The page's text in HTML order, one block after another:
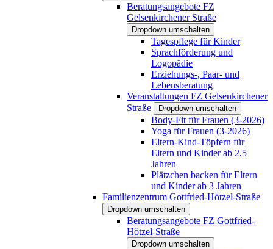
Beratungsangebote FZ
Gelsenkirchener Straße
Dropdown umschalten
Tagespflege für Kinder
Sprachförderung und
Logopädie
Erziehungs-, Paar- und
Lebensberatung
Veranstaltungen FZ Gelsenkirchener
Straße
Dropdown umschalten
Body-Fit für Frauen (3-2026)
Yoga für Frauen (3-2026)
Eltern-Kind-Töpfern für
Eltern und Kinder ab 2,5
Jahren
Plätzchen backen für Eltern
und Kinder ab 3 Jahren
Familienzentrum Gottfried-Hötzel-Straße
Dropdown umschalten
Beratungsangebote FZ Gottfried-
Hötzel-Straße
Dropdown umschalten